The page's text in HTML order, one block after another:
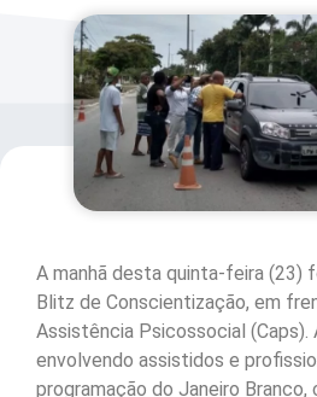
A manhã desta quinta-feira (23)
Blitz de Conscientização, em
Assistência Psicossocial (Caps).
envolvendo assistidos e
programação do Janeiro Branco,